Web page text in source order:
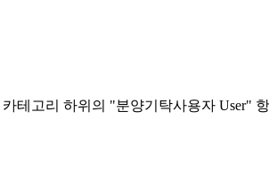
테고리 하위의 "분양기탁사용자 User"